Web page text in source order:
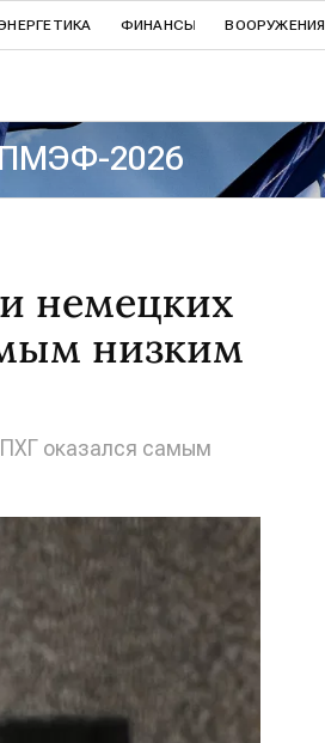
ФИНАНСЫ ВООРУЖЕНИЯ
2026
немецких
низким
оказался самым